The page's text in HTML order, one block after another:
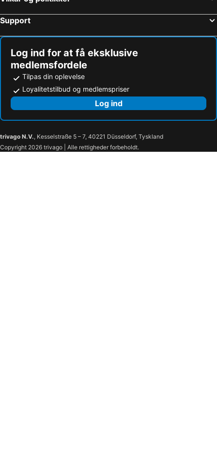
Support
Log ind for at få eksklusive
medlemsfordele
Tilpas din oplevelse
Loyalitetstilbud og medlemspriser
Log ind
trivago N.V., Kesselstraße 5 – 7, 40221 Düsseldorf, Tyskland
Copyright 2026 trivago | Alle rettigheder forbeholdt.